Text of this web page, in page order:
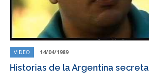
VIDEO 14/04/1989
Historias de la Argentina secreta